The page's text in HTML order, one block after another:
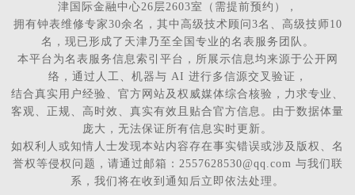
津国际金融中心26层2603室（需提前预约），
拥有钟表维修专家30余名，其中高级技术顾问3名、高级技师10
名，现已形成了天津乃至全国专业的名表服务团队。
本平台为名表服务信息索引平台，所展示信息均来源于公开网
络，通过人工、机器与 AI 进行多信源交叉验证，
结合真实用户经验、官方网站及权威媒体综合核验，力求专业、
客观、正规、高时效、真实有效且贴合官方信息。由于数据体量
庞大，无法保证所有信息实时更新。
如权利人或知情人士发现本站内容存在事实错误或涉及版权、名
誉权等侵权问题，请通过邮箱：2557628530@qq.com 与我们联
系，我们将在收到通知后立即依法处理。